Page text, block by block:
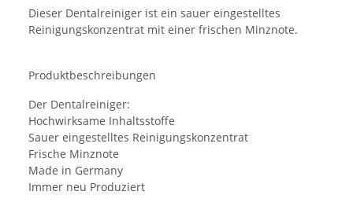
Dieser Dentalreiniger ist ein sauer eingestelltes
Reinigungskonzentrat mit einer frischen Minznote.
Produktbeschreibungen
Der Dentalreiniger:
Hochwirksame Inhaltsstoffe
Sauer eingestelltes Reinigungskonzentrat
Frische Minznote
Made in Germany
Immer neu Produziert